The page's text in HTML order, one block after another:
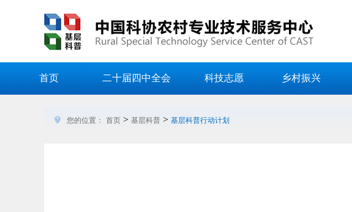
首页 二十届四中全会 科技志愿 乡村振兴
您的位置： 首页 > 基层科普 > 基层科普行动计划